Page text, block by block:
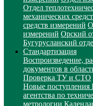
Отдел
механических
средств измерений
измерений Орский
Бугурусланский
Стандартизация
Воспроизведение,
документов в
Проверка ТУ и СТО
Новые
агентства по
метрологии